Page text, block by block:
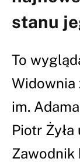
stanu
To
Widownia
im.
Piotr
Zawodnik